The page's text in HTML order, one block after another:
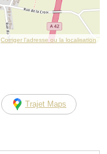
Corriger l’adresse ou la localisation
Trajet Maps